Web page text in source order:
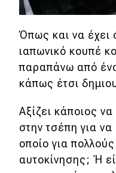
Συμβουλές
Χρηστικά
Συμβουλές
ΚΤΕΟ
Οδική βοήθεια
Όπως και να έχει
ιαπωνικό κουπέ
παραπάνω από
κάπως έτσι
Αξίζει κάποιος
στην τσέπη για
οποίο για
αυτοκίνησης; Ή